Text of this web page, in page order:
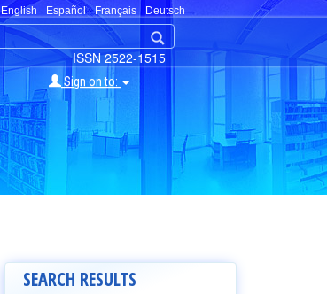
English Español Français Deutsch
ISSN 2522-1515
Sign on to:
SEARCH RESULTS